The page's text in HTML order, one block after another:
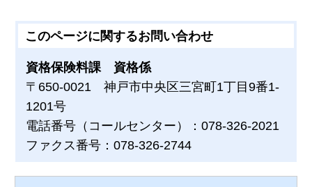
このページに関するお問い合わせ
資格保険料課 資格係
〒650-0021 神戸市中央区三宮町1丁目9番1-
1201号
電話番号（コールセンター）：078-326-2021
ファクス番号：078-326-2744